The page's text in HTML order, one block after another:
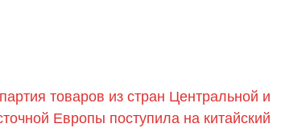
товаров из стран Центральной и
Европы поступила на китайский